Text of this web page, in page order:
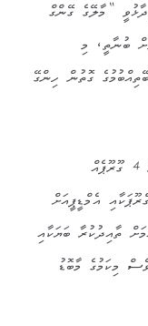
“މާލޭގެ ގޭންގް
ބުނާތީ، މި
ގޮތުން ހިންގޭ
ބައެއް ފަރާތްތަކުން ބުނަނީ ސިފައިންގޭގައި މިހާރު 4 ގޫރޫޕެއް
އެމްޑީޕީއަށް
ތާއިދުކުރާ ބަޔަކާއި
މިކަމުގެ މާބޮޑު